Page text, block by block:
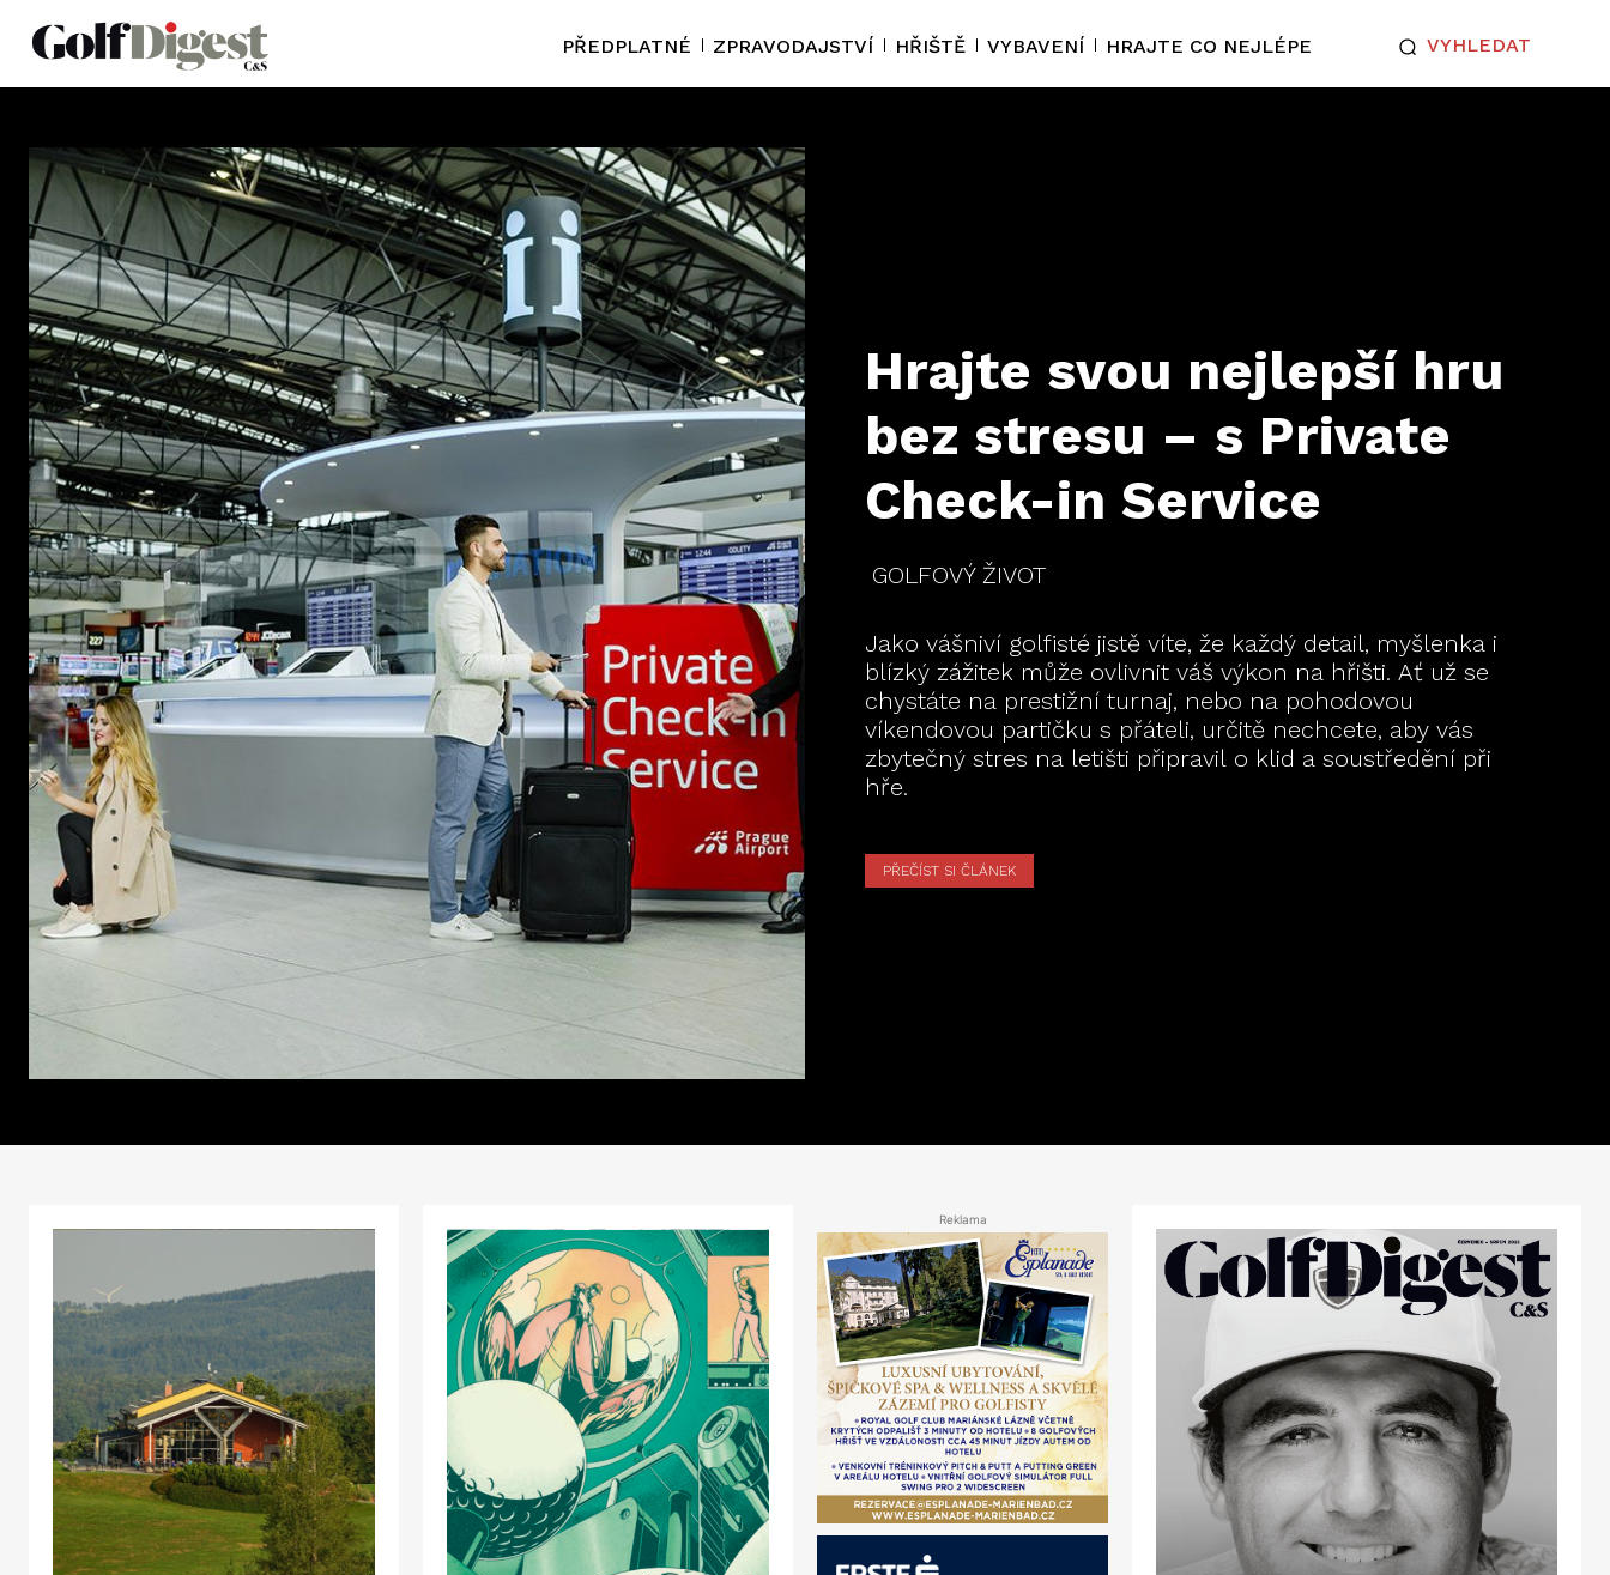
PŘEDPLATNÉ ZPRAVODAJSTVÍ HŘIŠTĚ VYBAVENÍ HRAJTE CO NEJLÉPE VYHLEDAT
Hrajte svou nejlepší hru
bez stresu – s Private
Check-in Service
GOLFOVÝ ŽIVOT
Jako vášniví golfisté jistě víte, že každý detail, myšlenka i
blízký zážitek může ovlivnit váš výkon na hřišti. Ať už se
chystáte na prestižní turnaj, nebo na pohodovou
víkendovou partičku s přáteli, určitě nechcete, aby vás
zbytečný stres na letišti připravil o klid a soustředění při
hře.
PŘEČÍST SI ČLÁNEK
Reklama